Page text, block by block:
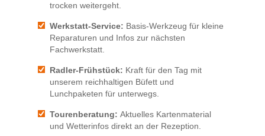
trocken weitergeht.
Werkstatt-Service: Basis-Werkzeug für kleine
Reparaturen und Infos zur nächsten
Fachwerkstatt.
Radler-Frühstück: Kraft für den Tag mit
unserem reichhaltigen Büfett und
Lunchpaketen für unterwegs.
Tourenberatung: Aktuelles Kartenmaterial
und Wetterinfos direkt an der Rezeption.